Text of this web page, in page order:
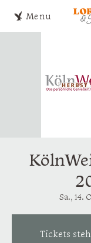
Menu
Sa., 14.
Tickets